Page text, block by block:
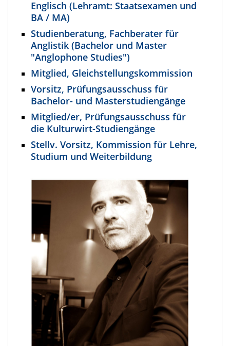
Englisch (Lehramt: Staatsexamen und
BA / MA)
Studienberatung, Fachberater für
Anglistik (Bachelor und Master
"Anglophone Studies")
Mitglied, Gleichstellungskommission
Vorsitz, Prüfungsausschuss für
Bachelor- und Masterstudiengänge
Mitglied/er, Prüfungsausschuss für
die Kulturwirt-Studiengänge
Stellv. Vorsitz, Kommission für Lehre,
Studium und Weiterbildung